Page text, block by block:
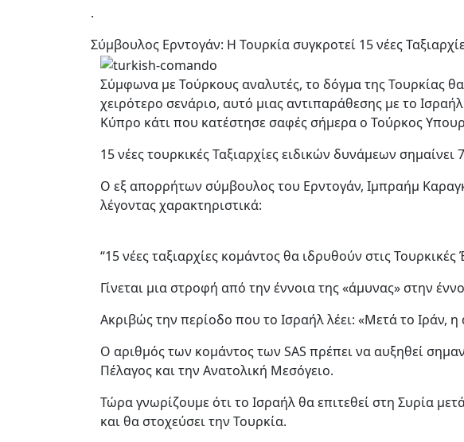
.
Σύμβουλος Ερντογάν: Η Τουρκία συγκροτεί 15 νέες
Σύμφωνα με Τούρκους αναλυτές, το δόγμα της Τουρκίας
χειρότερο σενάριο, αυτό μιας αντιπαράθεσης με το
Κύπρο κάτι που κατέστησε σαφές σήμερα ο Τούρκος
15 νέες τουρκικές Ταξιαρχίες ειδικών δυνάμεων
Ο εξ απορρήτων σύμβουλος του Ερντογάν, Ιμπραήμ
λέγοντας χαρακτηριστικά:
“15 νέες ταξιαρχίες κομάντος θα ιδρυθούν στις Τουρκικές
Γίνεται μια στροφή από την έννοια της «άμυνας» στην
Ακριβώς την περίοδο που το Ισραήλ λέει: «Μετά το Ιράν, η
Ο αριθμός των κομάντος των SAS πρέπει να αυξηθεί
Πέλαγος και την Ανατολική Μεσόγειο.
Τώρα γνωρίζουμε ότι το Ισραήλ θα επιτεθεί στη Συρία
και θα στοχεύσει την Τουρκία.